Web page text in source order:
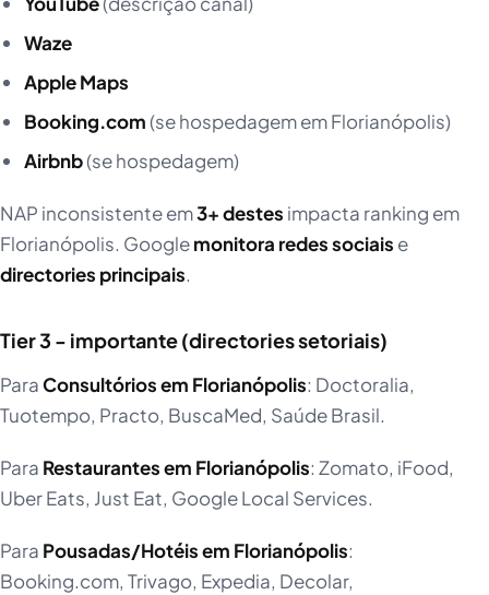
Waze
Apple Maps
Booking.com(se hospedagem em Florianópolis)
Airbnb(se hospedagem)
NAP inconsistente em3+ destes impacta ranking em
Florianópolis. Googlemonitora redes sociais e
directories principais.
Tier 3 - importante (directories setoriais)
ParaConsultórios em Florianópolis: Doctoralia,
Tuotempo, Practo, BuscaMed, Saúde Brasil.
Para Restaurantes em Florianópolis: Zomato, iFood,
Uber Eats, Just Eat, Google Local Services.
Para Pousadas/Hotéis em Florianópolis:
Booking.com, Trivago, Expedia, Decolar,